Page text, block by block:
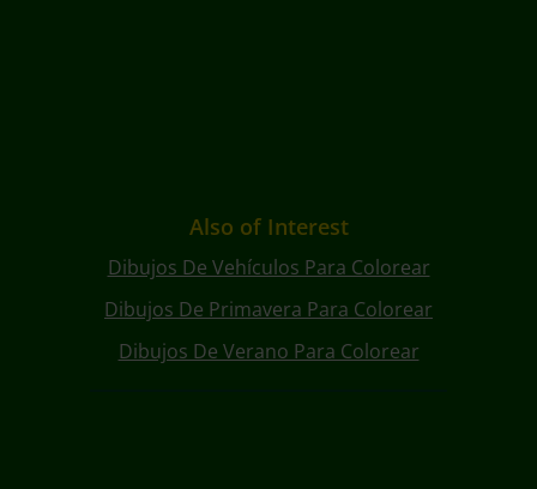
Also of Interest
Dibujos De Vehículos Para Colorear
Dibujos De Primavera Para Colorear
Dibujos De Verano Para Colorear